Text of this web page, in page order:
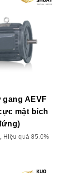
AEVF
mặt bích
Hiệu quả 85.0%